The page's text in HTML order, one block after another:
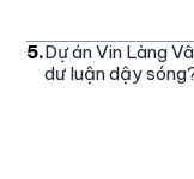
5.Dự án Vin Làng
dư luận dậy